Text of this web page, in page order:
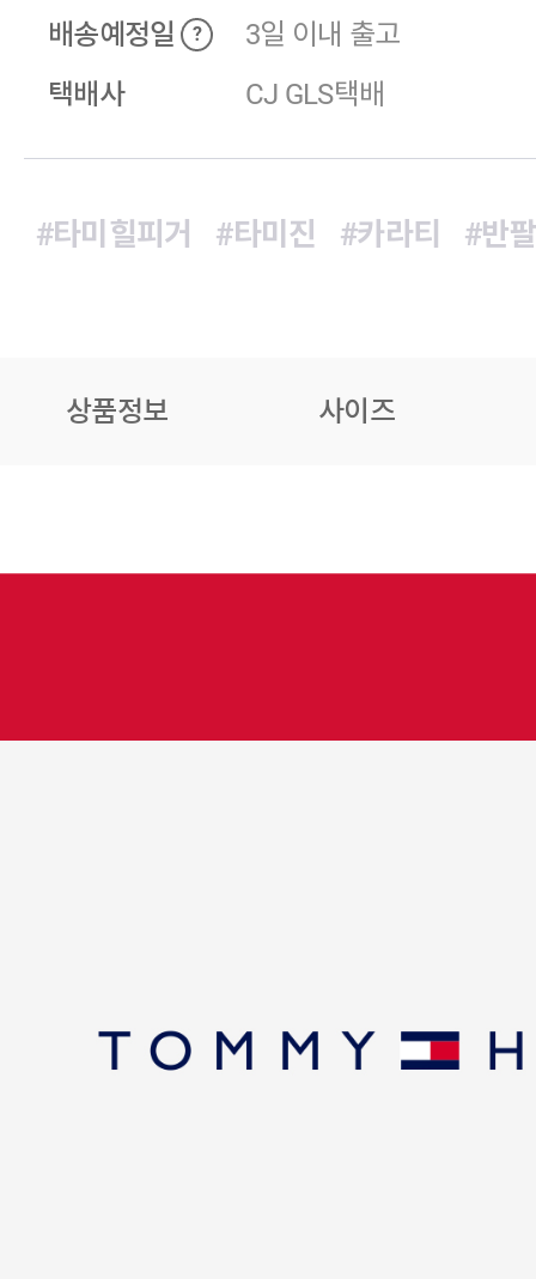
배송예정일
?
3일 이내 출고
택배사
CJ GLS택배
#타미힐피거 #타미진 #카라티 #반
상품정보 사이즈